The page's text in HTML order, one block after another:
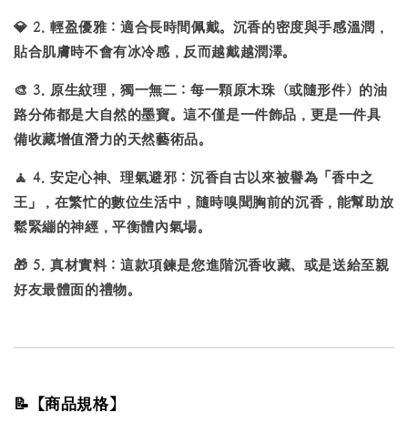
💎 2. 輕盈優雅：適合長時間佩戴。沉香的密度與手感溫潤，
貼合肌膚時不會有冰冷感，反而越戴越潤澤。
🎨 3. 原生紋理，獨一無二：每一顆原木珠（或隨形件）的油
路分佈都是大自然的墨寶。這不僅是一件飾品，更是一件具
備收藏增值潛力的天然藝術品。
🧘4. 安定心神、理氣避邪：沉香自古以來被譽為「香中之
王」，在繁忙的數位生活中，隨時嗅聞胸前的沉香，能幫助放
鬆緊繃的神經，平衡體內氣場。
🎁5. 真材實料：這款項鍊是您進階沉香收藏、或是送給至親
好友最體面的禮物。
📝【商品規格】